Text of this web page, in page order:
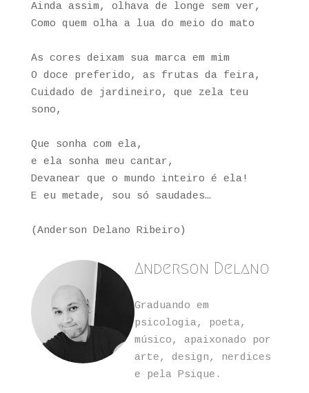
Ainda assim, olhava de longe sem ver,
Como quem olha a lua do meio do mato
As cores deixam sua marca em mim
O doce preferido, as frutas da feira,
Cuidado de jardineiro, que zela teu
sono,
Que sonha com ela,
e ela sonha meu cantar,
Devanear que o mundo inteiro é ela!
E eu metade, sou só saudades…
(Anderson Delano Ribeiro)
Anderson Delano
Graduando em
psicologia, poeta,
músico, apaixonado por
arte, design, nerdices
e pela Psique.